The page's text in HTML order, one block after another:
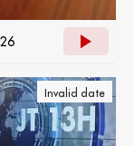
Invalid date